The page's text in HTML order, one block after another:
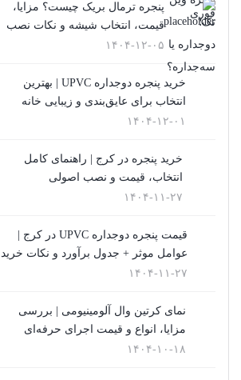
(9)
پنجره کشویی آلومینیومی
(0)
پنجره لیفت انداسلاید
تعویض پنجره دوجداره
توری پنجره
پنجره ترمال بریک چیست؟ مزایا،
قیمت، انتخاب شیشه و نکات نصب
۱۴۰۴-۱۲-۰۵
خرید پنجره دوجداره UPVC | بهترین
انتخاب برای عایق‌بندی و زیبایی خانه
۱۴۰۴-۱۲-۰۱
خرید پنجره در کرج | راهنمای کامل
انتخاب، قیمت و نصب اصولی
۱۴۰۴-۱۱-۲۷
قیمت پنجره دوجداره UPVC در کرج |
عوامل موثر + جدول برآورد و نکات خرید
۱۴۰۴-۱۱-۲۷
نمای کرتین وال آلومینیومی | بررسی
مزایا، انواع و قیمت اجرای حرفه‌ای
۱۴۰۴-۱۰-۱۸